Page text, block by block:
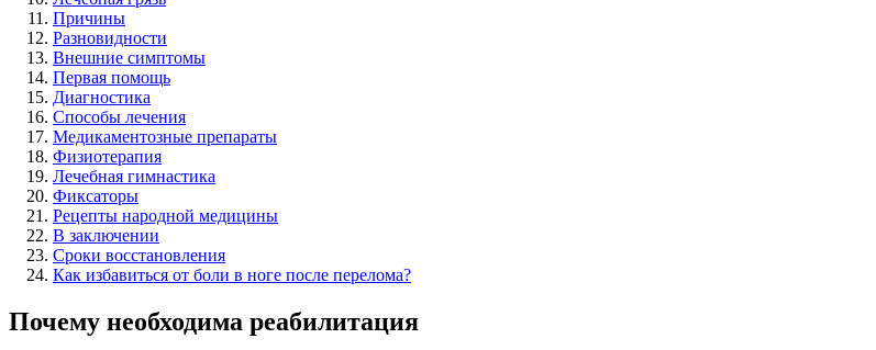
Причины
Разновидности
Внешние симптомы
Первая помощь
Диагностика
Способы лечения
Медикаментозные препараты
Физиотерапия
Лечебная гимнастика
Фиксаторы
Рецепты народной медицины
В заключении
Сроки восстановления
Как избавиться от боли в ноге после перелома?
Почему необходима реабилитация